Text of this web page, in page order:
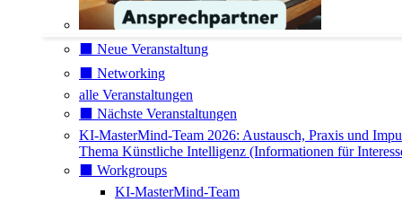
⬛️ Neue Veranstaltung
⬛️ Networking
alle Veranstaltungen
⬛️ Nächste Veranstaltungen
KI-MasterMind-Team 2026: Austausch, Praxis und
Thema Künstliche Intelligenz (Informationen für
⬛️ Workgroups
KI-MasterMind-Team